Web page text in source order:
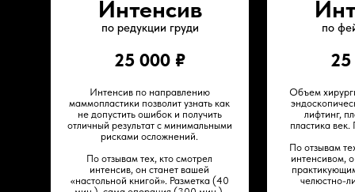
Интенсив
по редукции груди
Интенсив по направлению
маммопластики позволит узнать как
не допустить ошибок и получить
отличный результат с минимальными
рисками осложнений.
По отзывам тех, кто смотрел
интенсив, он станет вашей
«настольной книгой». Разметка (40
25 000 ₽
по
Объем
лифтинг,
пластика
По отзывам
интенсивом,
челюстно-